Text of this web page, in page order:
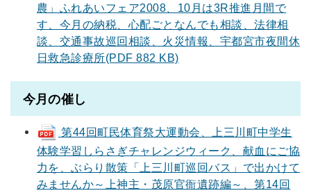
農」ふれあいフェア2008、10月は3R推進月間で
す、今月の納税、心配ごとなんでも相談、法律相
談、交通事故巡回相談、火災情報、宇都宮市夜間休
日救急診療所(PDF 882 KB)
今月の催し
第44回町民体育祭大運動会、上三川町中学生
体験学習しらさぎチャレンジウィーク、献血にご協
力を、ぶらり散策「上三川町巡回バス」で出かけて
みませんか～上神主・茂原官衙遺跡編～、第14回